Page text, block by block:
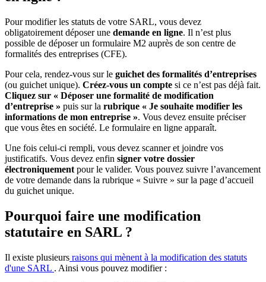
Pour modifier les statuts de votre SARL, vous devez
obligatoirement déposer une demande en ligne. Il n’est plus
possible de déposer un formulaire M2 auprès de son centre de
formalités des entreprises (CFE).
Pour cela, rendez-vous sur le guichet des formalités d’entreprises
(ou guichet unique). Créez-vous un compte si ce n’est pas déjà fait.
Cliquez sur « Déposer une formalité de modification
d’entreprise » puis sur la rubrique « Je souhaite modifier les
informations de mon entreprise ». Vous devez ensuite préciser
que vous êtes en société. Le formulaire en ligne apparaît.
Une fois celui-ci rempli, vous devez scanner et joindre vos
justificatifs. Vous devez enfin signer votre dossier
électroniquement pour le valider. Vous pouvez suivre l’avancement
de votre demande dans la rubrique « Suivre » sur la page d’accueil
du guichet unique.
Pourquoi faire une modification
statutaire en SARL ?
Il existe plusieurs raisons qui mènent à la modification des statuts
d'une SARL . Ainsi vous pouvez modifier :